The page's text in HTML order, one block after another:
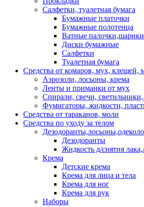
Салфетки, туалетная бумага
Бумажные платочки
Бумажные полотенца
Ватные палочки,шарики
Диски бумажные
Салфетки
Туалетная бумага
Средства от комаров, мух, клещей,
Аэрозоли, лосьоны, крема
Ленты и приманки от мух
Спирали, свечи, светильники,
Фумигаторы, жидкости,
Средства от тараканов, моли
Средства по уходу за телом
Дезодоранты
Жидкость д/снятия
Крема
Детские крема
Крема для лица и тела
Крема для ног
Крема для рук
Наборы